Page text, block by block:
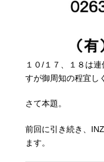
１０/１７、１８は
すが御周知の程宜し
さて本題。
前回に引き続き、
ます。